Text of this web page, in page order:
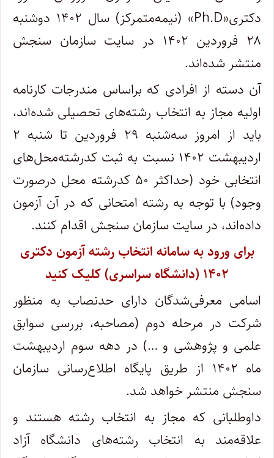
دکتری«Ph.D» (نیمه‌متمرکز) سال ۱۴۰۲ دوشنبه
۲۸ فروردین ۱۴۰۲ در سایت سازمان سنجش
منتشر شده‌اند.
آن ‌دسته از افرادی که براساس مندرجات کارنامه
اولیه مجاز به انتخاب رشته‌های تحصیلی شده‌اند،
باید از امروز سه‌شنبه ۲۹ فروردین تا شنبه ۲
اردیبهشت ۱۴۰۲ نسبت به ثبت کدرشته‌محل‌های
انتخابی خود (حداکثر ۵۰ کدرشته محل درصورت
وجود) با توجه به رشته امتحانی که در آن آزمون
داده‌اند، در سایت سازمان سنجش اقدام کنند.
برای ورود به سامانه انتخاب رشته آزمون دکتری
۱۴۰۲ (دانشگاه سراسری) کلیک کنید
اسامی معرفی‌شدگان دارای حدنصاب به منظور
شرکت در مرحله دوم (مصاحبه، بررسی سوابق
علمی و پژوهشی و …) در دهه سوم اردیبهشت
ماه ۱۴۰۲ از طریق پایگاه اطلاع‌رسانی سازمان
سنجش منتشر خواهد شد.
داوطلبانی که مجاز به انتخاب رشته هستند و
علاقه‌مند به انتخاب رشته‌های دانشگاه آزاد